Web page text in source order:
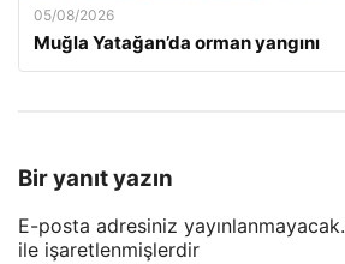
05/08/2026
Muğla Yatağan’da orman yangını
Bir yanıt yazın
E-posta adresiniz yayınlanmayacak.
ile işaretlenmişlerdir